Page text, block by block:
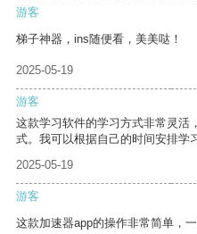
游客
梯子神器，ins随便看，美美哒！
2025-05-19
游客
这款学习软件的学习方式非常灵活
式。我可以根据自己的时间安排学
2025-05-19
游客
这款加速器app的操作非常简单，